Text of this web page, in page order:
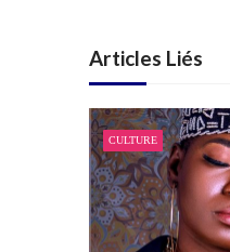
a
t
i
o
n
d
e
l
Articles Liés
CULTURE